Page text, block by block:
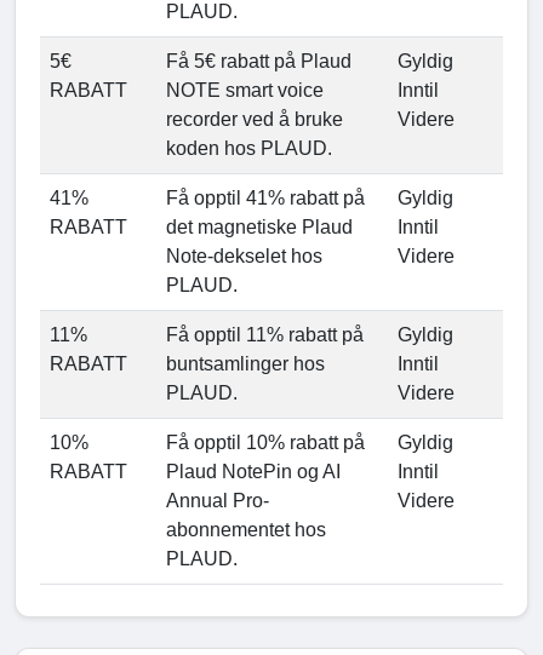
PLAUD.
5€
RABATT
Få 5€ rabatt på Plaud
NOTE smart voice
recorder ved å bruke
koden hos PLAUD.
Gyldig
Inntil
Videre
41%
RABATT
Få opptil 41% rabatt på
det magnetiske Plaud
Note-dekselet hos
PLAUD.
Gyldig
Inntil
Videre
11%
RABATT
Få opptil 11% rabatt på
buntsamlinger hos
PLAUD.
Gyldig
Inntil
Videre
10%
RABATT
Få opptil 10% rabatt på
Plaud NotePin og AI
Annual Pro-
abonnementet hos
PLAUD.
Gyldig
Inntil
Videre